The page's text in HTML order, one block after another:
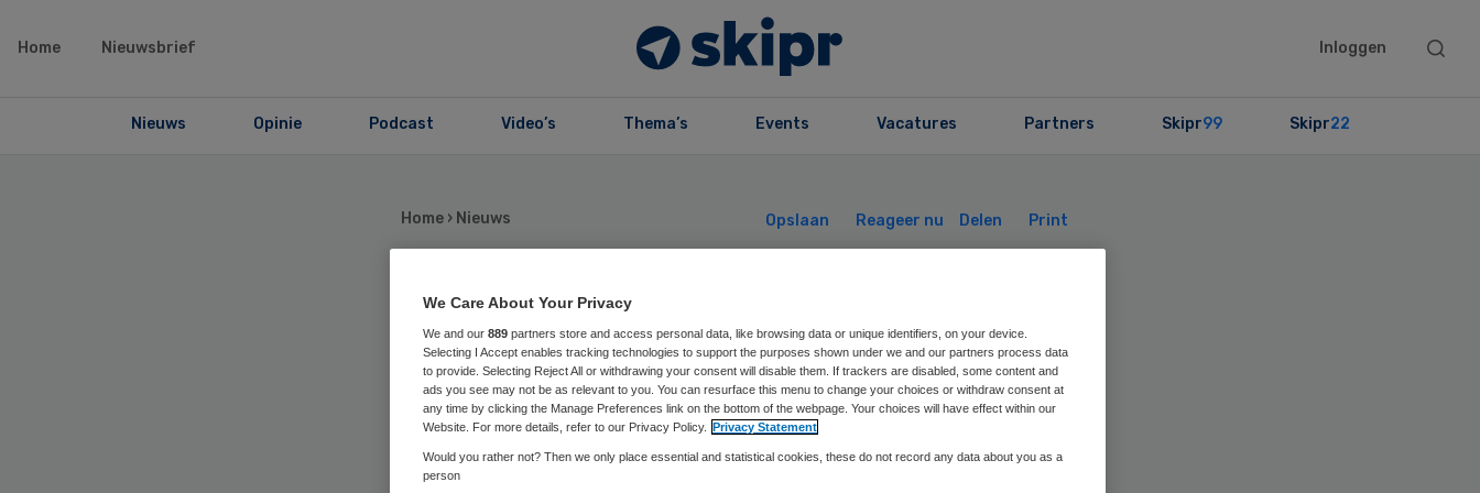
Home Nieuwsbrief Inloggen
Search
Nieuws Opinie Podcast Video’s Thema’s Events Vacatures Partners Skipr99 Skipr22
Home › Nieuws Opslaan Reageer nu Delen Print
Elkerliek meest
gastvrije ziekenhuis
We Care About Your Privacy
We and our 889 partners store and access personal data, like browsing data or unique identifiers, on your device.
Selecting I Accept enables tracking technologies to support the purposes shown under we and our partners process data
to provide. Selecting Reject All or withdrawing your consent will disable them. If trackers are disabled, some content and
ads you see may not be as relevant to you. You can resurface this menu to change your choices or withdraw consent at
any time by clicking the Manage Preferences link on the bottom of the webpage. Your choices will have effect within our
Website. For more details, refer to our Privacy Policy. Privacy Statement
Would you rather not? Then we only place essential and statistical cookies, these do not record any data about you as a
person